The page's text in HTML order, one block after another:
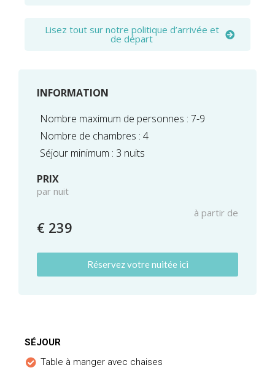
INFORMATION
Nombre maximum de personnes : 7-9
Nombre de chambres : 4
Séjour minimum : 3 nuits
PRIX
par nuit
à partir de
€ 239
Réservez votre nuitée ici
Lisez tout sur notre politique d’arrivée et
de départ
SÉJOUR
Table à manger avec chaises